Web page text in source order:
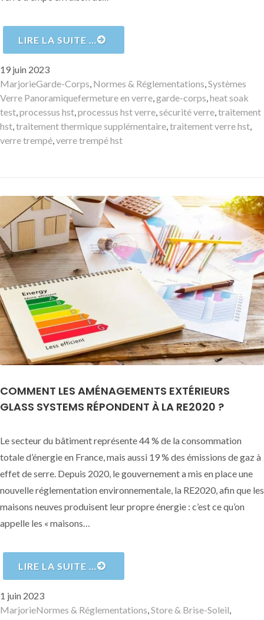
LIRE LA SUITE …
Publié
le
19 juin 2023
Auteur
MarjorieCatégories
Garde-Corps, Normes & Réglementations,Systèmes
Verre PanoramiqueMots-
clés
fermeture en verre,garde-corps,heat soak
test,processus hst,processus hst verre,sécurité verre,traitement
hst,traitement thermique supplémentaire,traitement verre hst,
verre trempé,verre trempé hst
COMMENT LES AMÉNAGEMENTS EXTÉRIEURS
GLASS SYSTEMS RÉPONDENT À LA RE2020 ?
Le secteur du bâtiment représente 44 % de la consommation
totale d’énergie en France, mais aussi 19 % des émissions de gaz à
effet de serre. Depuis 2020, le gouvernement a mis en place une
nouvelle réglementation environnementale, la RE2020, afin que les
maisons neuves produisent leur propre énergie : c’est ce qu’on
appelle les « maisons…
LIRE LA SUITE …
Publié
le
1 juin 2023
Auteur
MarjorieCatégories
Normes & Réglementations,Store & Brise-Soleil,